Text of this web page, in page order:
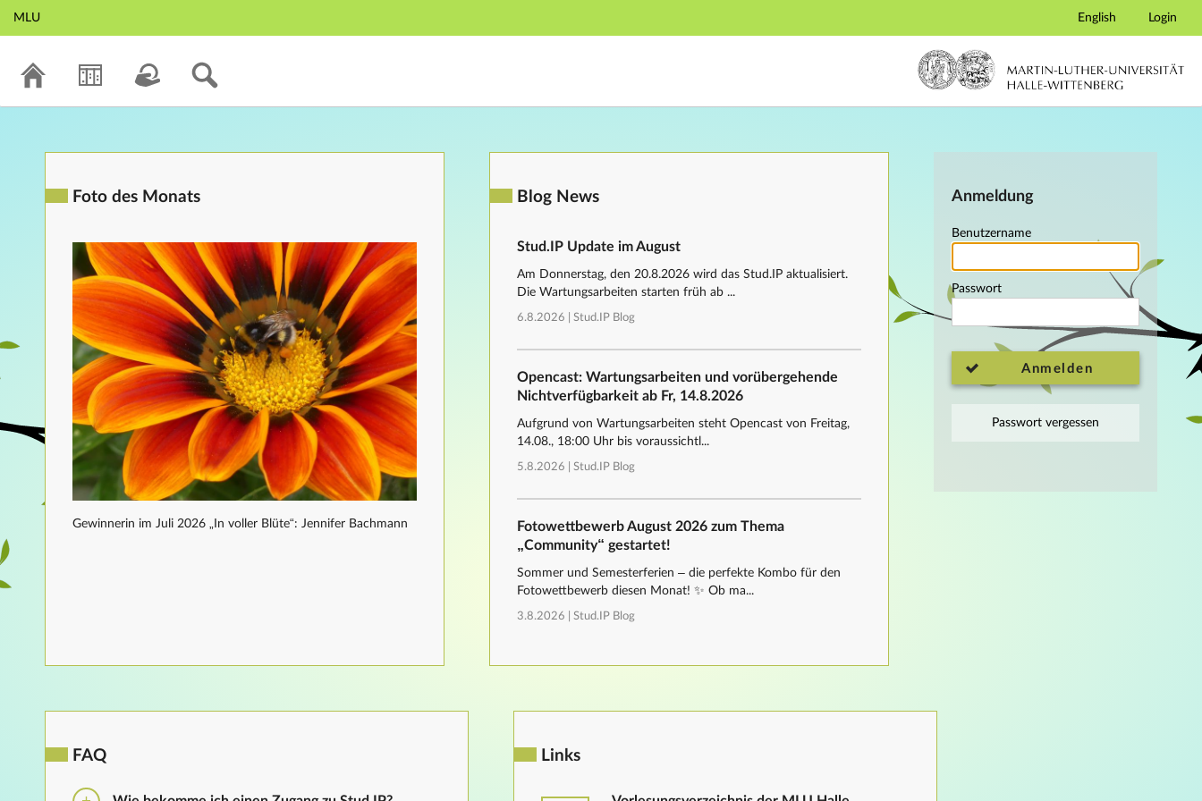
Hauptnavigation
MLU English Login
Anmeldung
Benutzername
Passwort
Anmelden
Passwort vergessen
Foto des Monats
Gewinnerin im Juli 2026 „In voller Blüte“: Jennifer Bachmann
Blog News
Stud.IP Update im August
Am Donnerstag, den 20.8.2026 wird das Stud.IP aktualisiert.
Die Wartungsarbeiten starten früh ab ...
6.8.2026 | Stud.IP Blog
Opencast: Wartungsarbeiten und vorübergehende
Nichtverfügbarkeit ab Fr, 14.8.2026
Aufgrund von Wartungsarbeiten steht Opencast von Freitag,
14.08., 18:00 Uhr bis voraussichtl...
5.8.2026 | Stud.IP Blog
Fotowettbewerb August 2026 zum Thema
„Community“ gestartet!
Sommer und Semesterferien – die perfekte Kombo für den
Fotowettbewerb diesen Monat! ✨ Ob ma...
3.8.2026 | Stud.IP Blog
FAQ Links